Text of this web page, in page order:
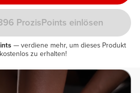
ProzisPoints einlösen
— verdiene mehr, um dieses Produkt
kostenlos zu erhalten!